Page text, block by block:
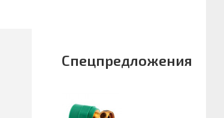
Спецпредложения